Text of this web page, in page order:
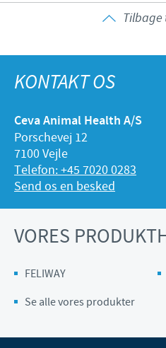
KONTAKT OS
Ceva Animal Health A/S
Porschevej 12
7100 Vejle
Telefon: +45 7020 0283
Send os en besked
VORES
FELIWAY
Se alle vores produkter